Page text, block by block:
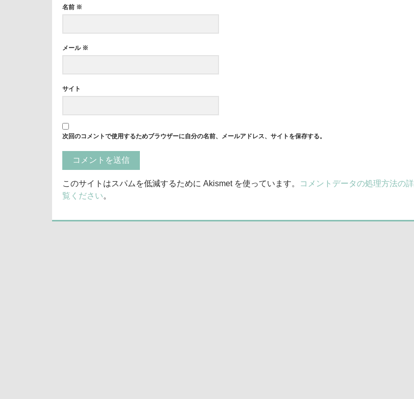
名前 ※
メール ※
サイト
次回のコメントで使用するためブラウザーに自分の名前、メールアドレス、サイトを保存する。
このサイトはスパムを低減するために Akismet を使っています。
コメントデータの処理方法の
覧ください。